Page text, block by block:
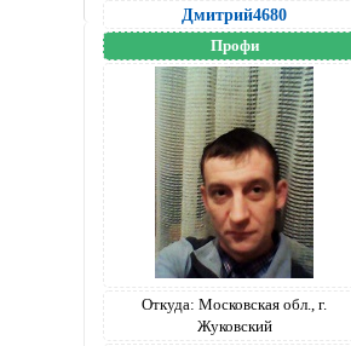
Дмитрий4680
Профи
Откуда: Московская обл., г.
Жуковский